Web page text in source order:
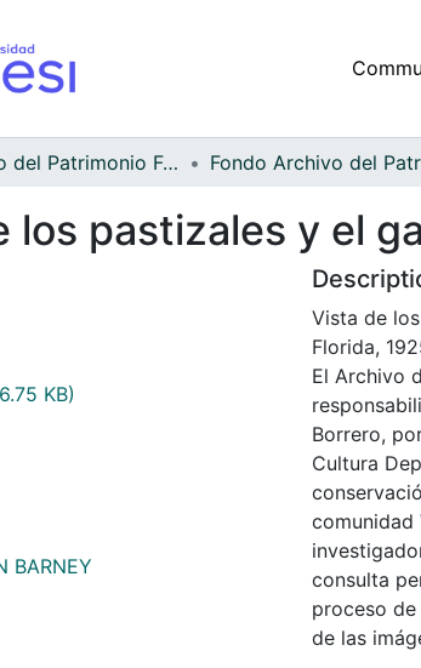
Archivo del Patrimonio Fotográfico y Fílmico del Valle del Cauca
los pastizales y el
KB)
BARNEY
Vista de
Florida,
El Archivo
Borrero,
Cultura
comunidad
consulta
proceso
de las